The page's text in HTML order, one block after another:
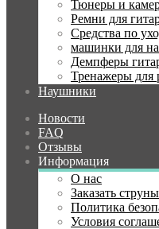
Тюнеры и
Ремни для
Средства по
машинки для
Демпферы
Тренажеры для
Наушники
Новости
FAQ
Отзывы
Информация
О нас
Заказать
Политика
Условия